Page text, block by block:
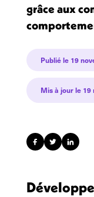
grâce aux
Publié le 19
Mis à jour le 19